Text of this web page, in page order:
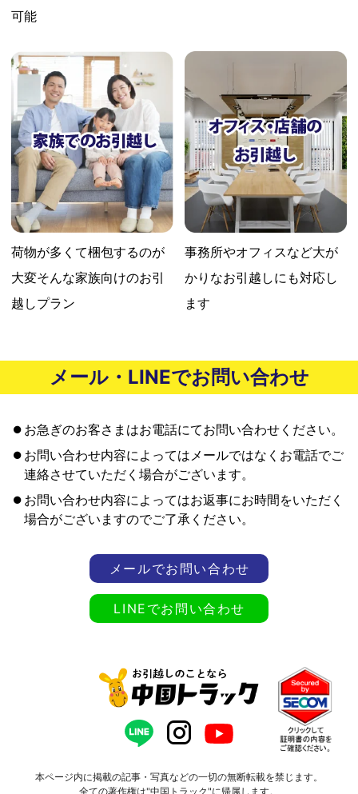
可能
荷物が多くて梱包するのが
大変そんな家族向けのお引
越しプラン
事務所やオフィスなど大が
かりなお引越しにも対応し
ます
メール・LINEでお問い合わせ
お急ぎのお客さまはお電話にてお問い合わせください。
お問い合わせ内容によってはメールではなくお電話でご
連絡させていただく場合がございます。
お問い合わせ内容によってはお返事にお時間をいただく
場合がございますのでご了承ください。
メールでお問い合わせ
LINEでお問い合わせ
本ページ内に掲載の記事・写真などの一切の無断転載を禁じます。
全ての著作権は"中国トラック"に帰属します。